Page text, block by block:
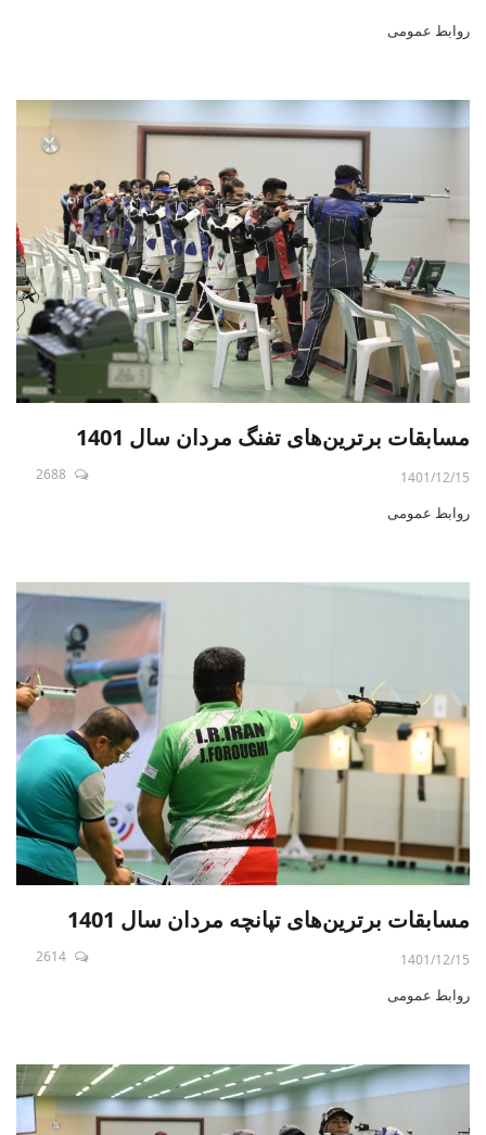
روابط عمومی
مسابقات برترین‌های تفنگ مردان سال 1401
1401/12/15
2688
روابط عمومی
مسابقات برترین‌های تپانچه مردان سال 1401
1401/12/15
2614
روابط عمومی